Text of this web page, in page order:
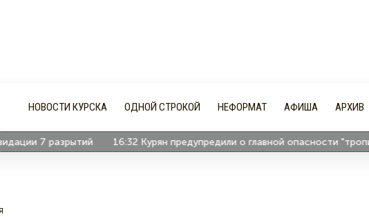
НОВОСТИ КУРСКА ОДНОЙ СТРОКОЙ НЕФОРМАТ АФИША АРХИВ
7 разрытий 16:32 Курян предупредили о главной опасности